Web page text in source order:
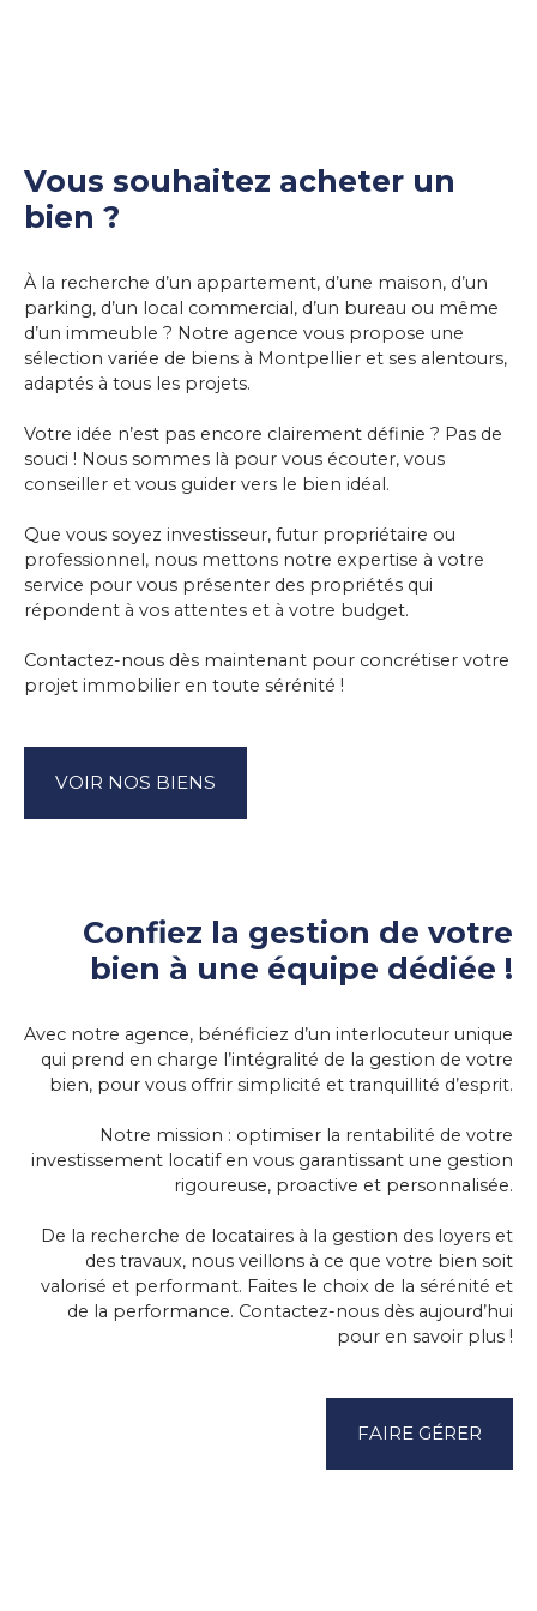
Vous souhaitez acheter un
bien ?
À la recherche d’un appartement, d’une maison, d’un
parking, d’un local commercial, d’un bureau ou même
d’un immeuble ? Notre agence vous propose une
sélection variée de biens à Montpellier et ses alentours,
adaptés à tous les projets.
Votre idée n’est pas encore clairement définie ? Pas de
souci ! Nous sommes là pour vous écouter, vous
conseiller et vous guider vers le bien idéal.
Que vous soyez investisseur, futur propriétaire ou
professionnel, nous mettons notre expertise à votre
service pour vous présenter des propriétés qui
répondent à vos attentes et à votre budget.
Contactez-nous dès maintenant pour concrétiser votre
projet immobilier en toute sérénité !
VOIR NOS BIENS
Confiez la gestion de votre
bien à une équipe dédiée !
Avec notre agence, bénéficiez d’un interlocuteur unique
qui prend en charge l’intégralité de la gestion de votre
bien, pour vous offrir simplicité et tranquillité d’esprit.
Notre mission : optimiser la rentabilité de votre
investissement locatifen vous garantissant une gestion
rigoureuse, proactive et personnalisée.
De la recherche de locataires à la gestion des loyers et
des travaux, nous veillons à ce que votre bien soit
valorisé et performant. Faites le choix de la sérénité et
de la performance. Contactez-nous dès aujourd’hui
pour en savoir plus !
FAIRE GÉRER